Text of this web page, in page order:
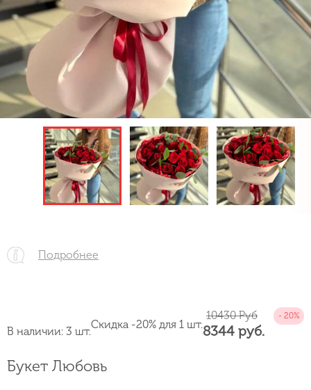
Подробнее
Букет Любовь
В наличии: 3 шт.
Скидка -20% для 1 шт.8344 руб.
10430 Руб